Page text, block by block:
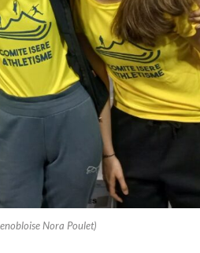
Nora Poulet)